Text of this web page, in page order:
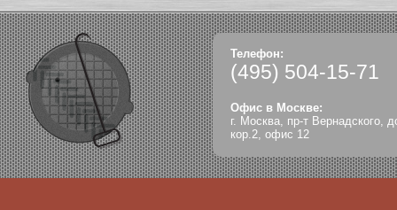
Телефон:
(495) 504-15-71
Офис в Москве:
г. Москва, пр-т Вернадского,
кор.2, офис 12